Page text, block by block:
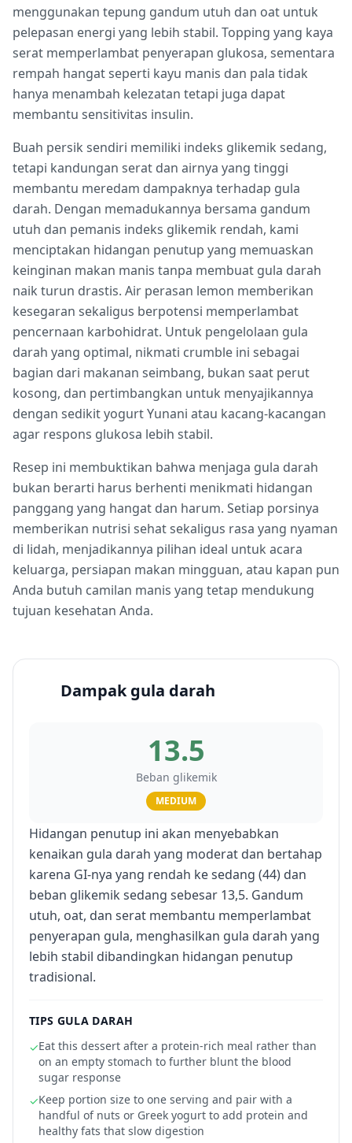
menggunakan tepung gandum utuh dan oat untuk
pelepasan energi yang lebih stabil. Topping yang kaya
serat memperlambat penyerapan glukosa, sementara
rempah hangat seperti kayu manis dan pala tidak
hanya menambah kelezatan tetapi juga dapat
membantu sensitivitas insulin.
Buah persik sendiri memiliki indeks glikemik sedang,
tetapi kandungan serat dan airnya yang tinggi
membantu meredam dampaknya terhadap gula
darah. Dengan memadukannya bersama gandum
utuh dan pemanis indeks glikemik rendah, kami
menciptakan hidangan penutup yang memuaskan
keinginan makan manis tanpa membuat gula darah
naik turun drastis. Air perasan lemon memberikan
kesegaran sekaligus berpotensi memperlambat
pencernaan karbohidrat. Untuk pengelolaan gula
darah yang optimal, nikmati crumble ini sebagai
bagian dari makanan seimbang, bukan saat perut
kosong, dan pertimbangkan untuk menyajikannya
dengan sedikit yogurt Yunani atau kacang-kacangan
agar respons glukosa lebih stabil.
Resep ini membuktikan bahwa menjaga gula darah
bukan berarti harus berhenti menikmati hidangan
panggang yang hangat dan harum. Setiap porsinya
memberikan nutrisi sehat sekaligus rasa yang nyaman
di lidah, menjadikannya pilihan ideal untuk acara
keluarga, persiapan makan mingguan, atau kapan pun
Anda butuh camilan manis yang tetap mendukung
tujuan kesehatan Anda.
Dampak gula darah
13.5
Beban glikemik
MEDIUM
Hidangan penutup ini akan menyebabkan
kenaikan gula darah yang moderat dan bertahap
karena GI-nya yang rendah ke sedang (44) dan
beban glikemik sedang sebesar 13,5. Gandum
utuh, oat, dan serat membantu memperlambat
penyerapan gula, menghasilkan gula darah yang
lebih stabil dibandingkan hidangan penutup
tradisional.
TIPS GULA DARAH
✓Eat this dessert after a protein-rich meal rather than
on an empty stomach to further blunt the blood
sugar response
✓Keep portion size to one serving and pair with a
handful of nuts or Greek yogurt to add protein and
healthy fats that slow digestion